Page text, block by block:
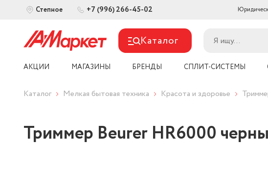
Степное +7 (996) 266-45-02
Каталог
АКЦИИ МАГАЗИНЫ БРЕНДЫ СПЛИТ-СИСТЕМЫ
Каталог Мелкая бытовая техника Красота и здоровье
Триммер Beurer HR6000